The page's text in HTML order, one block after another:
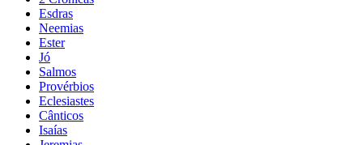
Esdras
Neemias
Ester
Jó
Salmos
Provérbios
Eclesiastes
Cânticos
Isaías